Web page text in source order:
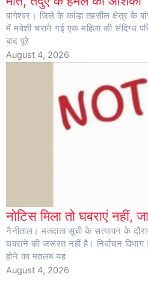
बागेश्वर। जिले के कांडा तहसील क्षेत्र के
में मवेशी चराने गई एक महिला की संदिग्ध
बाद पूरे
August 4, 2026
नोटिस मिला तो घबराएं नहीं,
नैनीताल। मतदाता सूची के सत्यापन के
घबराने की जरूरत नहीं है। निर्वाचन विभाग
होने का मतलब यह
August 4, 2026